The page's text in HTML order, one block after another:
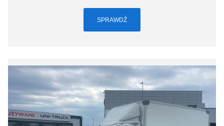
SPRAWDŹ